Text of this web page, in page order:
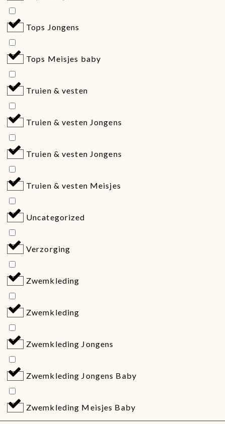
Tops Jongens
Tops Meisjes baby
Truien & vesten
Truien & vesten Jongens
Truien & vesten Jongens
Truien & vesten Meisjes
Uncategorized
Verzorging
Zwemkleding
Zwemkleding
Zwemkleding Jongens
Zwemkleding Jongens Baby
Zwemkleding Meisjes Baby